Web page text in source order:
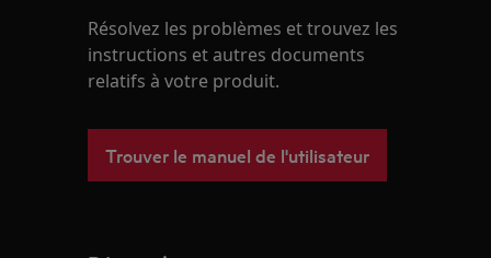
Résolvez les problèmes et trouvez les
instructions et autres documents
relatifs à votre produit.
Trouver le manuel de l'utilisateur